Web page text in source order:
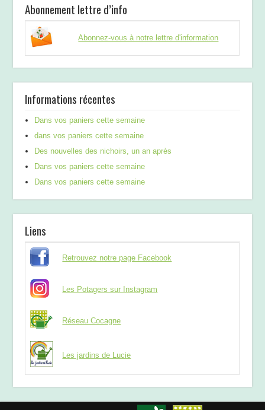
Abonnement lettre d’info
Abonnez-vous à notre lettre d'information
Informations récentes
Dans vos paniers cette semaine
dans vos paniers cette semaine
Des nouvelles des nichoirs, un an après
Dans vos paniers cette semaine
Dans vos paniers cette semaine
Liens
Retrouvez notre page Facebook
Les Potagers sur Instagram
Réseau Cocagne
Les jardins de Lucie